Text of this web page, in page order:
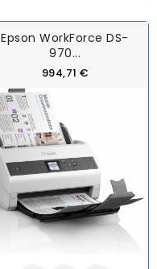
Epson WorkForce DS-
970...
994,71 €